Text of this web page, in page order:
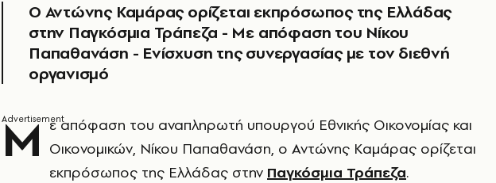
Ο Αντώνης Καμάρας ορίζεται εκπρόσωπος της Ελλάδας
στην Παγκόσμια Τράπεζα - Με απόφαση του Νίκου
Παπαθανάση - Ενίσχυση της συνεργασίας με τον διεθνή
οργανισμό
Μ ε απόφαση του αναπληρωτή υπουργού Εθνικής Οικονομίας και
Οικονομικών, Νίκου Παπαθανάση, ο Αντώνης Καμάρας ορίζεται
εκπρόσωπος της Ελλάδας στην Παγκόσμια Τράπεζα.